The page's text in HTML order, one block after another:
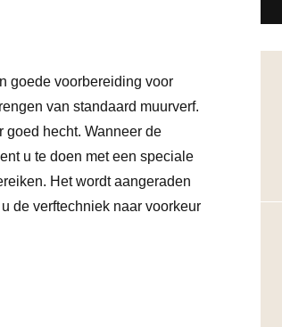
goede voorbereiding voor
van standaard muurverf.
goed hecht. Wanneer de
u te doen met een speciale
Het wordt aangeraden
de verftechniek naar voorkeur